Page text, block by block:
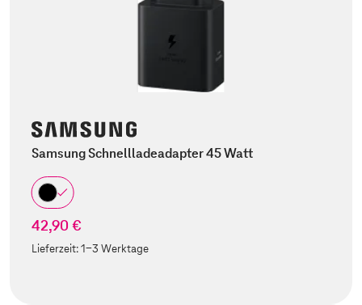
Samsung Schnellladeadapter 45 Watt
42,90 €
Lieferzeit:1-3 Werktage